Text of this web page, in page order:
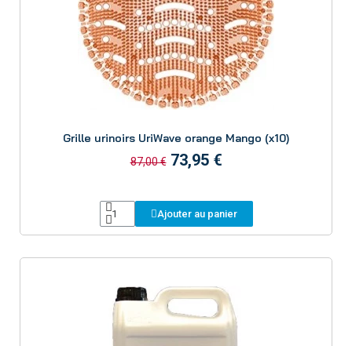
Grille urinoirs UriWave orange Mango (x10)
87,00 € 73,95 €
Ajouter au panier